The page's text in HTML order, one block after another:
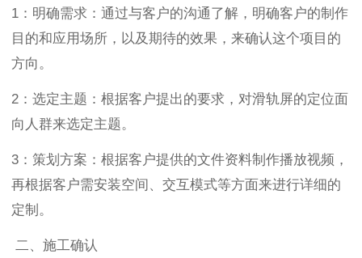
1 ：明确需求：通过与客户的沟通了解，明确客户的制作
目的和应用场所，以及期待的效果，来确认这个项目的
方向。
2 ：选定主题：根据客户提出的要求，对滑轨屏的定位面
向人群来选定主题。
3 ：策划方案：根据客户提供的文件资料制作播放视频，
再根据客户需安装空间、交互模式等方面来进行详细的
定制。
二、施工确认